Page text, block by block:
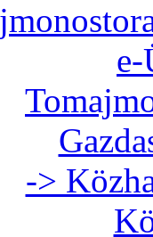
e-
->